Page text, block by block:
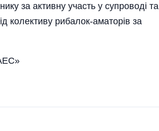
за активну участь у супроводі та
рибалок-аматорів за